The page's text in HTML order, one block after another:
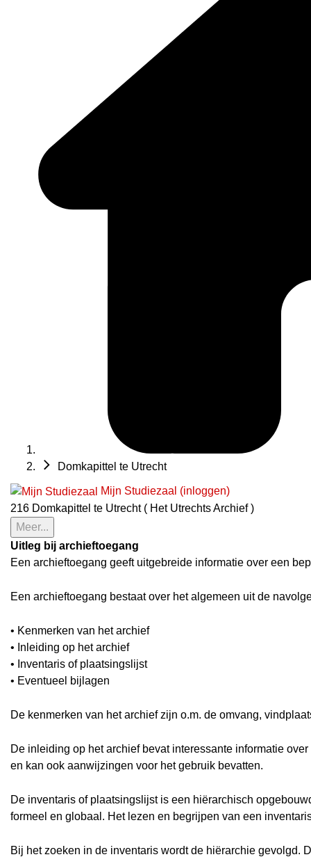
Domkapittel te Utrecht
Mijn Studiezaal (inloggen)
216 Domkapittel te Utrecht ( Het Utrechts Archief )
Meer...
Uitleg bij archieftoegang
Een archieftoegang geeft uitgebreide informatie over een
Een archieftoegang bestaat over het algemeen uit de
• Kenmerken van het archief
• Inleiding op het archief
• Inventaris of plaatsingslijst
• Eventueel bijlagen
De kenmerken van het archief zijn o.m. de omvang,
De inleiding op het archief bevat interessante informatie
en kan ook aanwijzingen voor het gebruik bevatten.
De inventaris of plaatsingslijst is een hiërarchisch
formeel en globaal. Het lezen en begrijpen van een
Bij het zoeken in de inventaris wordt de hiërarchie gevolgd.